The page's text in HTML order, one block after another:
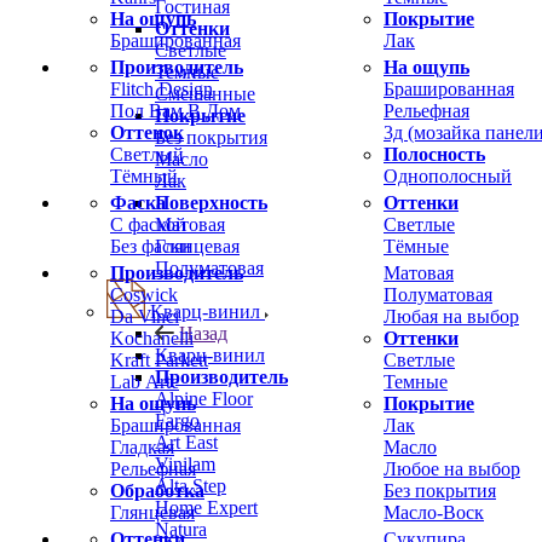
На ощупь
Брашированная
Покрытие
Лак
Производитель
Flitch Design
Пол Вам В Дом
Оттенок
Светлый
Тёмный
На ощупь
Брашированная
Рельефная
3д (мозайка
Полосность
Однополосный
Фаска
С фаской
Без фаски
Оттенки
Светлые
Тёмные
Производитель
Coswick
Da Vinci
Kochanelli
Kraft Parkett
Lab Arte
На ощупь
Брашированная
Гладкая
Рельефная
Обработка
Глянцевая
Матовая
Полуматовая
Любая на выбор
Оттенки
Светлые
Темные
Покрытие
Лак
Масло
Любое на выбор
Без покрытия
Масло-Воск
Гостиная
Оттенки
Светлые
Темные
Смешанные
Покрытие
Без покрытия
Масло
Лак
Поверхность
Матовая
Глянцевая
Полуматовая
Кварц-винил
Назад
Кварц-винил
Производитель
Alpine Floor
Fargo
Art East
Vinilam
Alta Step
Home Expert
Natura